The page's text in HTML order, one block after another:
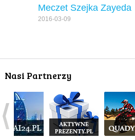
Meczet Szejka Zayeda
2016-03-09
Nasi Partnerzy